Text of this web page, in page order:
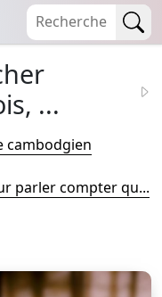
...
cambodgien
parler compter qu...